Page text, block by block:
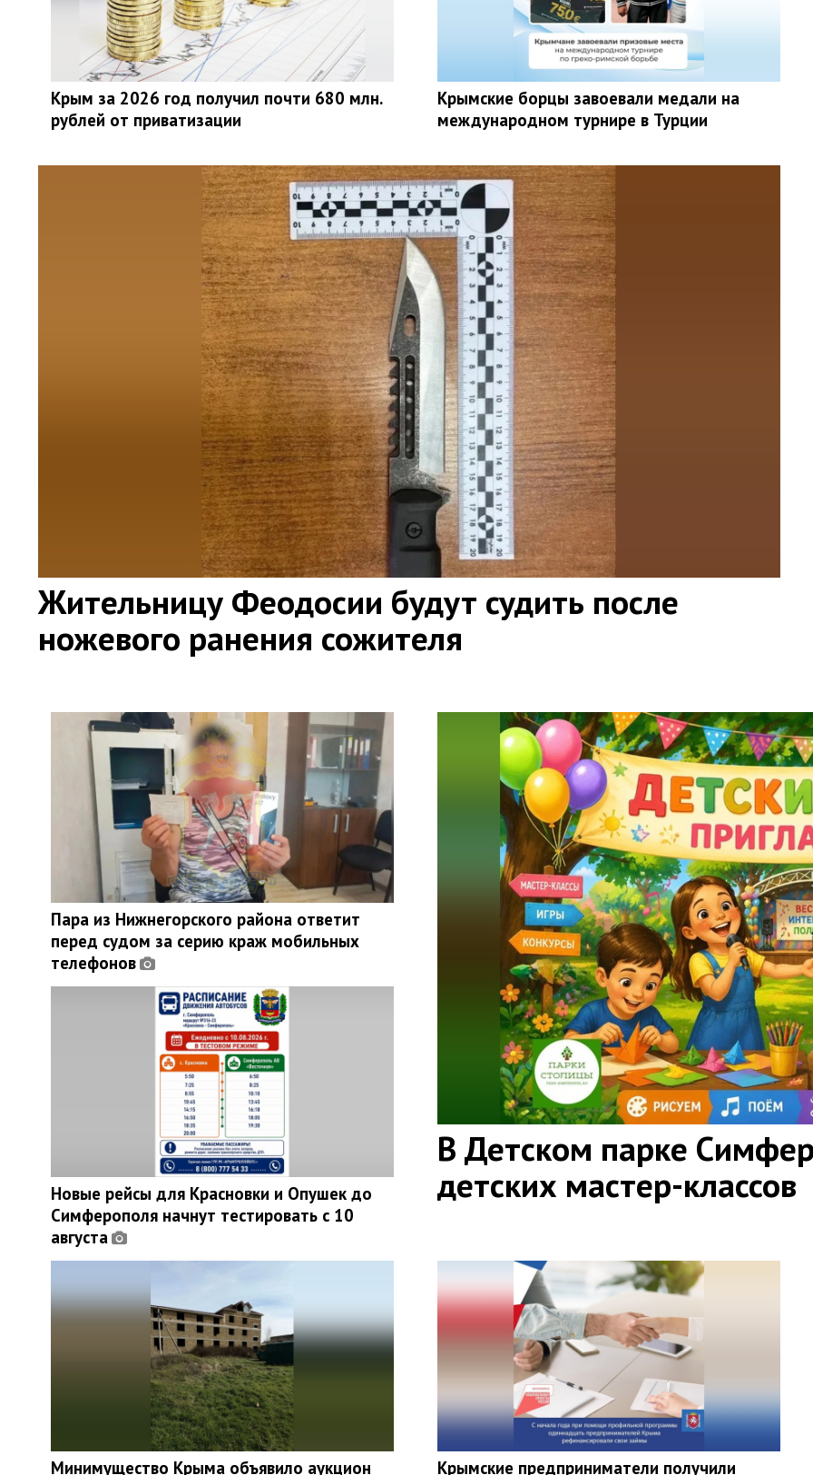
Крым за 2026 год получил почти 680 млн.
рублей от приватизации
Крымские борцы завоевали медали на
международном турнире в Турции
Жительницу Феодосии будут судить после
ножевого ранения сожителя
В Детском парке
детских мастер-классов
Пара из Нижнегорского района ответит
перед судом за серию краж мобильных
телефонов
Новые рейсы для Красновки и Опушек до
Симферополя начнут тестировать с 10
августа
Минимущество Крыма объявило аукцион Крымские предприниматели получили